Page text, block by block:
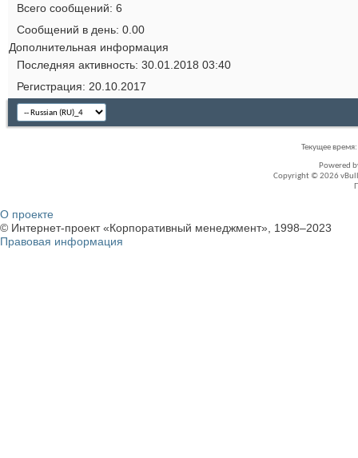
Всего сообщений 6
Сообщений в день 0.00
Дополнительная информация
Последняя активность 30.01.2018 03:40
Регистрация
20.10.2017
Текущее время:
Powered
Copyright © 2026
О проекте
© Интернет-проект «Корпоративный менеджмент», 1998–2023
Правовая информация